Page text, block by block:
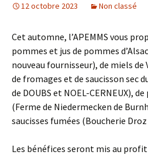
12 octobre 2023 Non classé
Cet automne, l’APEMMS vous
pommes et jus de pommes
nouveau fournisseur), de miels de
de fromages et de saucisson sec
de DOUBS et NOEL-CERNEUX),
(Ferme de Niedermecken de
saucisses fumées (Boucherie
Les bénéfices seront mis au profit